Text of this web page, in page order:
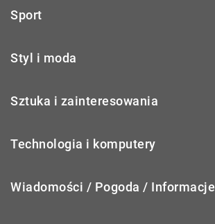
Sport
Styl i moda
Sztuka i zainteresowania
Technologia i komputery
Wiadomości / Pogoda / Informacje